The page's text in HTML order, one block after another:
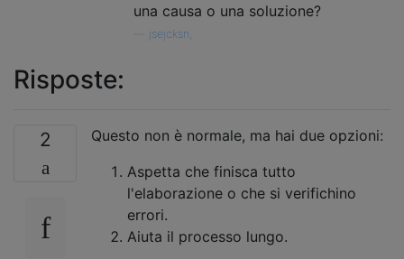
una causa o una soluzione?
jsejcksn,
Risposte:
2
Questo non è normale, ma hai due opzioni:
Aspetta che finisca tutto
l'elaborazione o che si verifichino
errori.
Aiuta il processo lungo.